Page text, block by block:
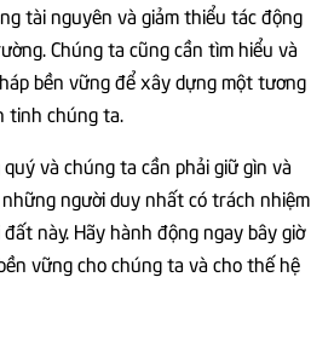
tài nguyên và giảm thiểu tác động
Chúng ta cũng cần tìm hiểu và
bền vững để xây dựng một tương
tinh chúng ta.
và chúng ta cần phải giữ gìn và
người duy nhất có trách nhiệm
này. Hãy hành động ngay bây giờ
vững cho chúng ta và cho thế hệ